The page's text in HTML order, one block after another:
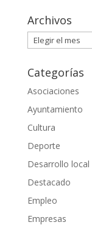
Archivos
Archivos
Categorías
Asociaciones
Ayuntamiento
Cultura
Deporte
Desarrollo local
Destacado
Empleo
Empresas